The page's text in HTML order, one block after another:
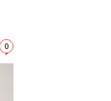
0